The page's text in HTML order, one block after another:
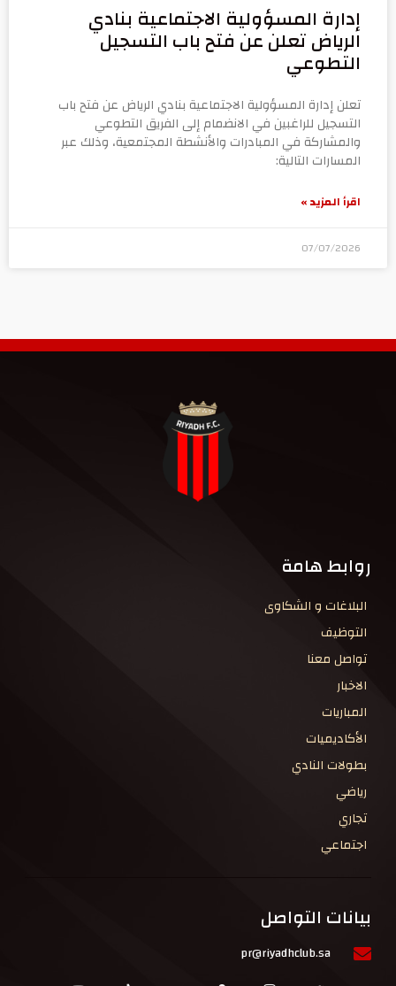
إدارة المسؤولية الاجتماعية بنادي
الرياض تعلن عن فتح باب التسجيل
التطوعي
تعلن إدارة المسؤولية الاجتماعية بنادي الرياض عن فتح باب
التسجيل للراغبين في الانضمام إلى الفريق التطوعي
والمشاركة في المبادرات والأنشطة المجتمعية، وذلك عبر
المسارات التالية:
اقرأ المزيد »
07/07/2026
روابط هامة
البلاغات و الشكاوى
التوظيف
تواصل معنا
الاخبار
المباريات
الأكاديميات
بطولات النادي
رياضي
تجاري
اجتماعي
بيانات التواصل
pr@riyadhclub.sa